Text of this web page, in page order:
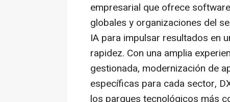
empresarial que ofrece
globales y organizaciones del
IA para impulsar resultados en
rapidez. Con una amplia
gestionada, modernización de
específicas para cada sector,
los parques tecnológicos más